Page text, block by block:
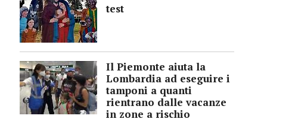
test
Il Piemonte aiuta la
Lombardia ad eseguire i
tamponi a quanti
rientrano dalle vacanze
in zone a rischio